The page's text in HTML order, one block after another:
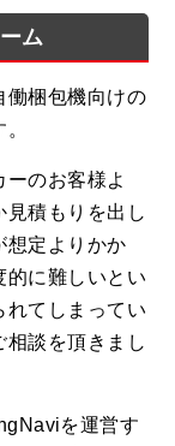
ム
働梱包機向けの
ーのお客様よ
見積もりを出し
想定よりかか
的に難しいとい
れてしまってい
相談を頂きまし
を運営す